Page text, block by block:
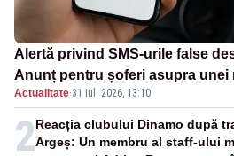
Alertă privind SMS-urile false
Anunț pentru șoferi asupra unei
online
Actualitate·31 iul. 2026, 13:10
2Reacția clubului Dinamo după
Argeș: Un membru al staff-ului